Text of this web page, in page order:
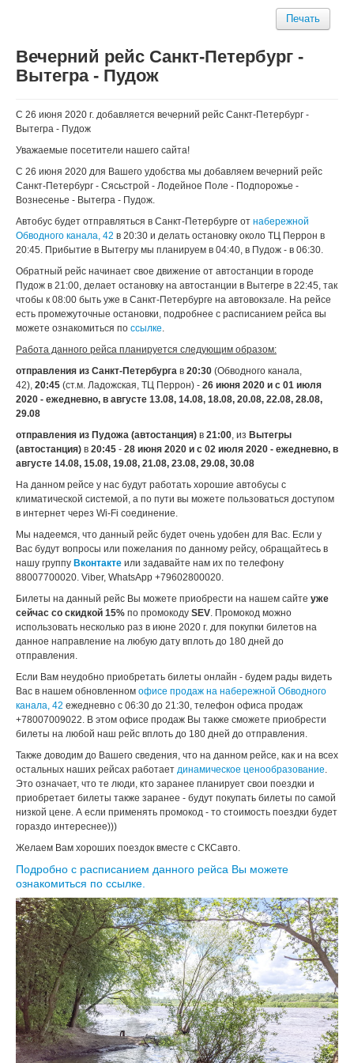
Печать
Вечерний рейс Санкт-Петербург -
Вытегра - Пудож
С 26 июня 2020 г. добавляется вечерний рейс Санкт-Петербург -
Вытегра - Пудож
Уважаемые посетители нашего сайта!
С 26 июня 2020 для Вашего удобства мы добавляем вечерний рейс
Санкт-Петербург - Сясьстрой - Лодейное Поле - Подпорожье -
Вознесенье - Вытегра - Пудож.
Автобус будет отправляться в Санкт-Петербурге от набережной
Обводного канала, 42 в 20:30 и делать остановку около ТЦ Перрон в
20:45. Прибытие в Вытегру мы планируем в 04:40, в Пудож - в 06:30.
Обратный рейс начинает свое движение от автостанции в городе
Пудож в 21:00, делает остановку на автостанции в Вытегре в 22:45, так
чтобы к 08:00 быть уже в Санкт-Петербурге на автовокзале. На рейсе
есть промежуточные остановки, подробнее с расписанием рейса вы
можете ознакомиться по ссылке.
Работа данного рейса планируется следующим образом:
отправления из Санкт-Петербурга в 20:30 (Обводного канала,
42), 20:45 (ст.м. Ладожская, ТЦ Перрон) - 26 июня 2020 и с 01 июля
2020 - ежедневно, в августе 13.08, 14.08, 18.08, 20.08, 22.08, 28.08,
29.08
отправления из Пудожа (автостанция) в 21:00, из Вытегры
(автостанция) в 20:45 - 28 июня 2020 и с 02 июля 2020 - ежедневно, в
августе 14.08, 15.08, 19.08, 21.08, 23.08, 29.08, 30.08
На данном рейсе у нас будут работать хорошие автобусы с
климатической системой, а по пути вы можете пользоваться доступом
в интернет через Wi-Fi соединение.
Мы надеемся, что данный рейс будет очень удобен для Вас. Если у
Вас будут вопросы или пожелания по данному рейсу, обращайтесь в
нашу группу Вконтакте или задавайте нам их по телефону
88007700020. Viber, WhatsApp +79602800020.
Билеты на данный рейс Вы можете приобрести на нашем сайте уже
сейчас со скидкой 15% по промокоду SEV. Промокод можно
использовать несколько раз в июне 2020 г. для покупки билетов на
данное направление на любую дату вплоть до 180 дней до
отправления.
Если Вам неудобно приобретать билеты онлайн - будем рады видеть
Вас в нашем обновленном офисе продаж на набережной Обводного
канала, 42 ежедневно с 06:30 до 21:30, телефон офиса продаж
+78007009022. В этом офисе продаж Вы также сможете приобрести
билеты на любой наш рейс вплоть до 180 дней до отправления.
Также доводим до Вашего сведения, что на данном рейсе, как и на всех
остальных наших рейсах работает динамическое ценообразование.
Это означает, что те люди, кто заранее планирует свои поездки и
приобретает билеты также заранее - будут покупать билеты по самой
низкой цене. А если применять промокод - то стоимость поездки будет
гораздо интереснее)))
Желаем Вам хороших поездок вместе с СКСавто.
Подробно с расписанием данного рейса Вы можете
ознакомиться по ссылке.